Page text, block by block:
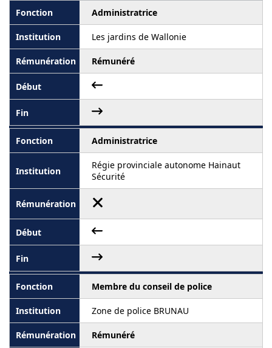
Administratrice
Les jardins de Wallonie
Rémunéré
Administratrice
Régie provinciale autonome Hainaut
Sécurité
Membre du conseil de police
Zone de police BRUNAU
Rémunéré